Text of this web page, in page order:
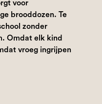
voor
brooddozen. Te
zonder
Omdat elk kind
vroeg ingrijpen